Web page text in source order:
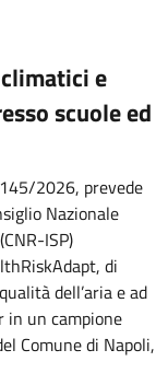
e
scuole ed
2026, prevede
Nazionale
ISP)
di
dell’aria e ad
in un campione
Comune di Napoli,